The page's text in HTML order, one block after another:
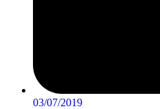
03/07/2019